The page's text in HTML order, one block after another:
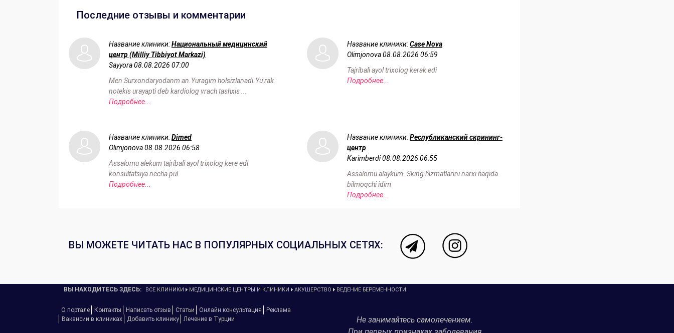
Последние отзывы и комментарии
Название клиники:Национальный медицинский
центр (Milliy Tibbiyot Markazi)
Sayyora08.08.2026 07:00
Men Surxondaryodanm an.Yuragim holsizlanadi.Yu rak
notekis urayapti deb kardiolog vrach tashxis ...
Подробнее...
Название клиники:Case Nova
Olimjonova08.08.2026 06:59
Tajribali ayol trixolog kerak edi
Подробнее...
Название клиники:Dimed
Olimjonova08.08.2026 06:58
Assalomu alekum tajribali ayol trixolog kere edi
konsultatsiya necha pul
Подробнее...
Название клиники:Республиканский скрининг-
центр
Karimberdi08.08.2026 06:55
Assalomu alaykum. Sking hizmatlarini narxi haqida
bilmoqchi idim
Подробнее...
ВЫ МОЖЕТЕ ЧИТАТЬ НАС В ПОПУЛЯРНЫХ СОЦИАЛЬНЫХ СЕТЯХ:
ВЫ НАХОДИТЕСЬ ЗДЕСЬ: ВСЕ КЛИНИКИ МЕДИЦИНСКИЕ ЦЕНТРЫ И КЛИНИКИ АКУШЕРСТВО ВЕДЕНИЕ БЕРЕМЕННОСТИ
О портале Контакты Написать отзыв Статьи Онлайн консультация
Реклама
Вакансии в клиниках
Добавить клинику Лечение в Турции
Не занимайтесь самолечением.